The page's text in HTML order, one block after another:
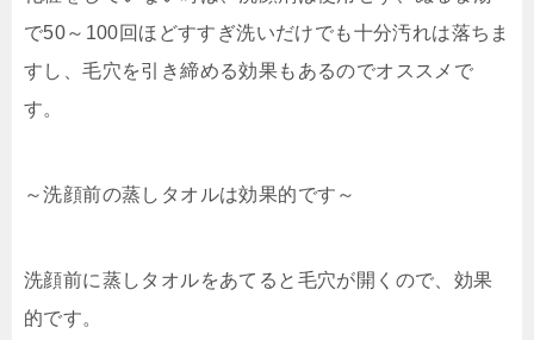
で50～100回ほどすすぎ洗いだけでも十分汚れは落ちま
すし、毛穴を引き締める効果もあるのでオススメで
す。
～洗顔前の蒸しタオルは効果的です～
洗顔前に蒸しタオルをあてると毛穴が開くので、効果
的です。